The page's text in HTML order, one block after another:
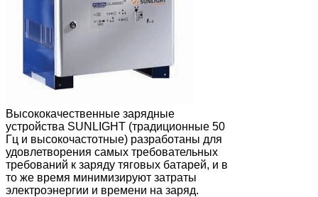
Высококачественные зарядные
устройства SUNLIGHT (традиционные 50
Гц и высокочастотные) разработаны для
удовлетворения самых требовательных
требований к заряду тяговых батарей, и в
то же время минимизируют затраты
электроэнергии и времени на заряд.